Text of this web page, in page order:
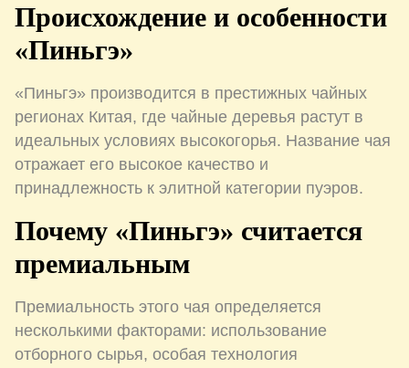
Происхождение и особенности
«Пиньгэ»
«Пиньгэ» производится в престижных чайных
регионах Китая, где чайные деревья растут в
идеальных условиях высокогорья. Название чая
отражает его высокое качество и
принадлежность к элитной категории пуэров.
Почему «Пиньгэ» считается
премиальным
Премиальность этого чая определяется
несколькими факторами: использование
отборного сырья, особая технология